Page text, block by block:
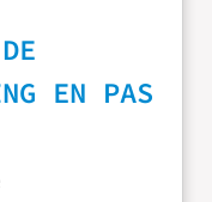
EN PAS